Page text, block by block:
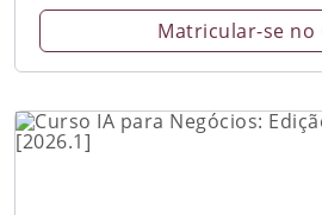
Matricular-se no